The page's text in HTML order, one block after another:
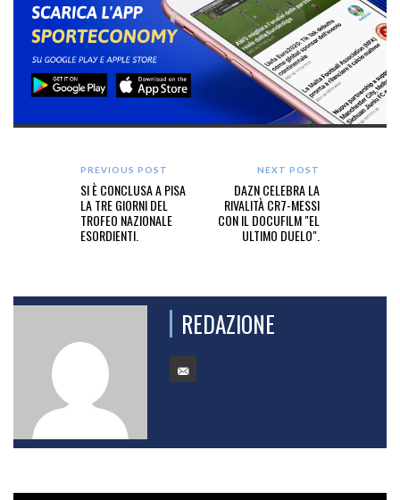
PREVIOUS POST
SI È CONCLUSA A PISA
LA TRE GIORNI DEL
TROFEO NAZIONALE
ESORDIENTI.
NEXT POST
DAZN CELEBRA LA
RIVALITÀ CR7-MESSI
CON IL DOCUFILM "EL
ULTIMO DUELO".
REDAZIONE